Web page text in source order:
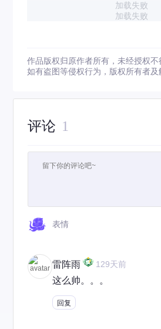
加载失败
加载失败
作品版权归原作者所有，未经授权不
如有盗图等侵权行为，版权所有者及
评论 1
表情
雷阵雨 129天前
这么帅。。。
回复